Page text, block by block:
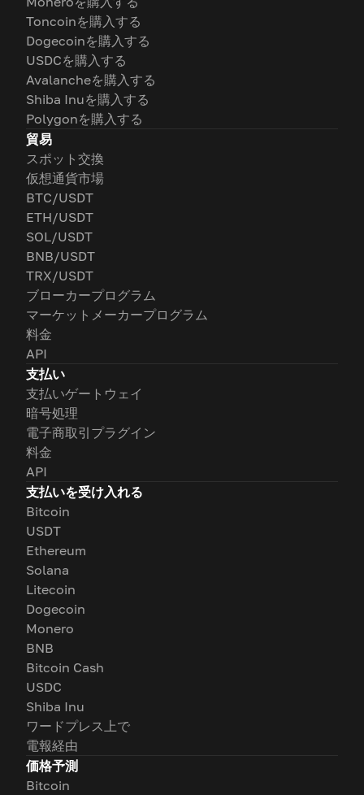
Toncoinを購入する
Dogecoinを購入する
USDCを購入する
Avalancheを購入する
Shiba Inuを購入する
Polygonを購入する
貿易
スポット交換
仮想通貨市場
BTC/USDT
ETH/USDT
SOL/USDT
BNB/USDT
TRX/USDT
ブローカープログラム
マーケットメーカープログラム
料金
API
支払い
支払いゲートウェイ
暗号処理
電子商取引プラグイン
料金
API
支払いを受け入れる
Bitcoin
USDT
Ethereum
Solana
Litecoin
Dogecoin
Monero
BNB
Bitcoin Cash
USDC
Shiba Inu
ワードプレス上で
電報経由
価格予測
Bitcoin